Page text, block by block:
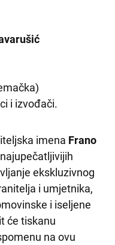
i izvođači.
imena Frano
ekskluzivnog
i umjetnika,
i iseljene
će tiskanu
na ovu